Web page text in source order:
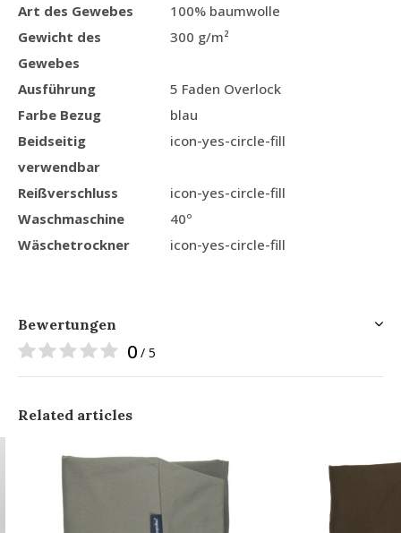
Art des Gewebes
100% baumwolle
Gewicht des
Gewebes
300 g/m²
Ausführung
5 Faden Overlock
Farbe Bezug
blau
Beidseitig
verwendbar
icon-yes-circle-fill
Reißverschluss
icon-yes-circle-fill
Waschmaschine
40º
Wäschetrockner
icon-yes-circle-fill
Bewertungen
0 / 5
Related articles